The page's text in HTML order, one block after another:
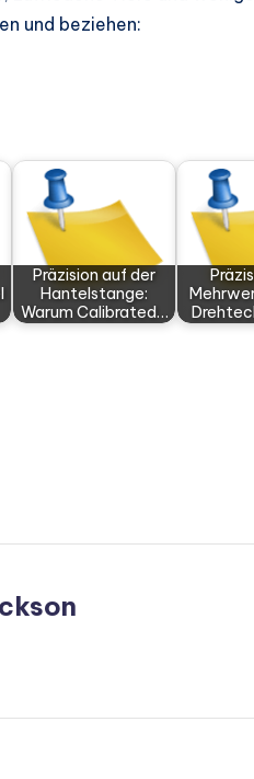
und beziehen:
Präzision auf der
Hantelstange:
Warum Calibrated…